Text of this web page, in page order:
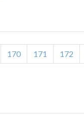
170 171 172